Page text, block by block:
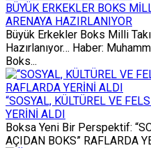
BÜYÜK ERKEKLER BOKS
ARENAYA HAZIRLANIYOR
Büyük Erkekler Boks Milli
Hazırlanıyor… Haber:
Boks...
“SOSYAL, KÜLTÜREL VE
YERİNİ ALDI
Boksa Yeni Bir Perspektif:
AÇIDAN BOKS” RAFLARDA